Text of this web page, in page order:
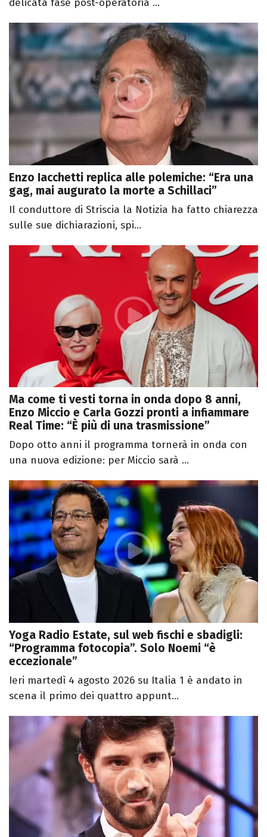
delicata fase post-operatoria ...
Enzo Iacchetti replica alle polemiche: “Era una
gag, mai augurato la morte a Schillaci”
Il conduttore di Striscia la Notizia ha fatto chiarezza
sulle sue dichiarazioni, spi...
Ma come ti vesti torna in onda dopo 8 anni,
Enzo Miccio e Carla Gozzi pronti a infiammare
Real Time: “È più di una trasmissione”
Dopo otto anni il programma tornerà in onda con
una nuova edizione: per Miccio sarà ...
Yoga Radio Estate, sul web fischi e sbadigli:
“Programma fotocopia”. Solo Noemi “è
eccezionale”
Ieri martedì 4 agosto 2026 su Italia 1 è andato in
scena il primo dei quattro appunt...